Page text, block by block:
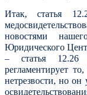
Итак, статья
новостями
Юридического
– статья 12.26
регламентирует
нетрезвости, но он